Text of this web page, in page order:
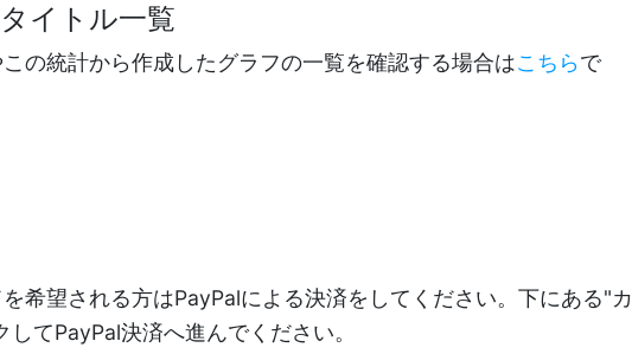
イトル一覧
の統計から作成したグラフの一覧を確認する場合はこちらで
希望される方はPayPalによる決済をしてください。下にある"カ
てPayPal決済へ進んでください。